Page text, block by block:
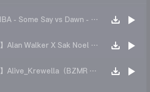
【韩风弹跳】SIBA - Some Say vs Dawn - (MEGAMIX)
【韩国Bounce】Alan Walker X Sak Noel - I Am the law Side (B.A.S.E Edit)
【韩国Bounce】Alive_Krewella（BZMR BeaT Remix）